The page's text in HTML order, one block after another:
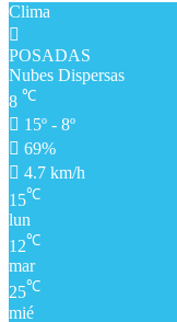
Clima
POSADAS
Nubes Dispersas
8 ℃
15º - 8º
69%
4.7 km/h
15℃
lun
12℃
mar
25℃
mié